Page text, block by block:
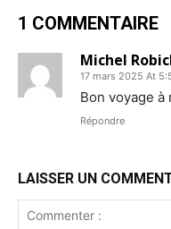
1 COMMENTAIRE
Michel
17 mars 2025 At
Bon voyage à
Répondre
LAISSER UN